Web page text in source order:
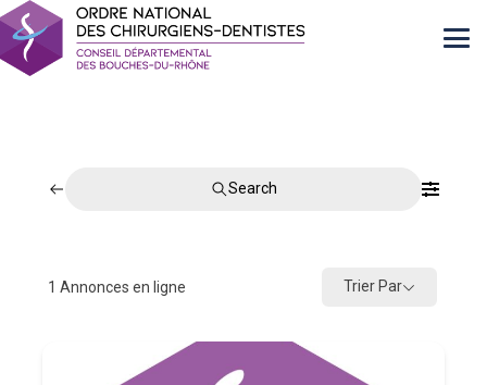
Search
1 Annonces en ligne Trier Par